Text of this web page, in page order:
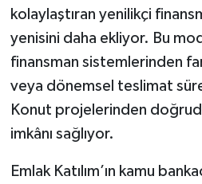
kolaylaştıran yenilikçi
yenisini daha ekliyor. Bu
finansman sistemlerinden
veya dönemsel teslimat
Konut projelerinden
imkânı sağlıyor.
Emlak Katılım’ın kamu